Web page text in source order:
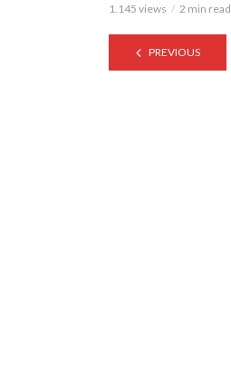
1.145 views 2 min read
PREVIOUS